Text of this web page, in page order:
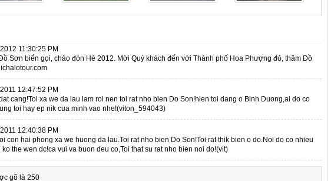
11:30:25 PM
Sơn biển gọi, chào đón Hè 2012. Mời Quý khách đến với Thành phố Hoa Phượng đỏ, thăm Đồ
12:47:52 PM
cang!Toi xa we da lau lam roi nen toi rat nho bien Do Son!hien toi dang o Binh Duong,ai do co
toi hay ep nik cua minh vao nhe!(viton_594043)
12:40:38 PM
con hai phong xa we huong da lau.Toi rat nho bien Do Son!Toi rat thik bien o do.Noi do co nhieu
ko the wen dc!ca vui va buon deu co,Toi that su rat nho bien noi do!(vit)
gõ là 250